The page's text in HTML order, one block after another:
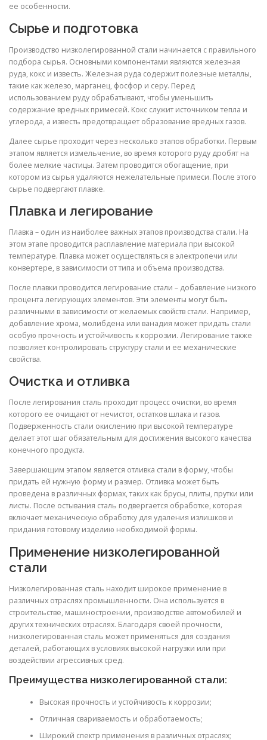
ее особенности.
Сырье и подготовка
Производство низколегированной стали начинается с правильного
подбора сырья. Основными компонентами являются железная
руда, кокс и известь. Железная руда содержит полезные металлы,
такие как железо, марганец, фосфор и серу. Перед
использованием руду обрабатывают, чтобы уменьшить
содержание вредных примесей. Кокс служит источником тепла и
углерода, а известь предотвращает образование вредных газов.
Далее сырье проходит через несколько этапов обработки. Первым
этапом является измельчение, во время которого руду дробят на
более мелкие частицы. Затем проводится обогащение, при
котором из сырья удаляются нежелательные примеси. После этого
сырье подвергают плавке.
Плавка и легирование
Плавка – один из наиболее важных этапов производства стали. На
этом этапе проводится расплавление материала при высокой
температуре. Плавка может осуществляться в электропечи или
конвертере, в зависимости от типа и объема производства.
После плавки проводится легирование стали – добавление низкого
процента легирующих элементов. Эти элементы могут быть
различными в зависимости от желаемых свойств стали. Например,
добавление хрома, молибдена или ванадия может придать стали
особую прочность и устойчивость к коррозии. Легирование также
позволяет контролировать структуру стали и ее механические
свойства.
Очистка и отливка
После легирования сталь проходит процесс очистки, во время
которого ее очищают от нечистот, остатков шлака и газов.
Подверженность стали окислению при высокой температуре
делает этот шаг обязательным для достижения высокого качества
конечного продукта.
Завершающим этапом является отливка стали в форму, чтобы
придать ей нужную форму и размер. Отливка может быть
проведена в различных формах, таких как брусы, плиты, прутки или
листы. После остывания сталь подвергается обработке, которая
включает механическую обработку для удаления излишков и
придания готовому изделию необходимой формы.
Применение низколегированной
стали
Низколегированная сталь находит широкое применение в
различных отраслях промышленности. Она используется в
строительстве, машиностроении, производстве автомобилей и
других технических отраслях. Благодаря своей прочности,
низколегированная сталь может применяться для создания
деталей, работающих в условиях высокой нагрузки или при
воздействии агрессивных сред.
Преимущества низколегированной стали:
Высокая прочность и устойчивость к коррозии;
Отличная свариваемость и обработаемость;
Широкий спектр применения в различных отраслях;